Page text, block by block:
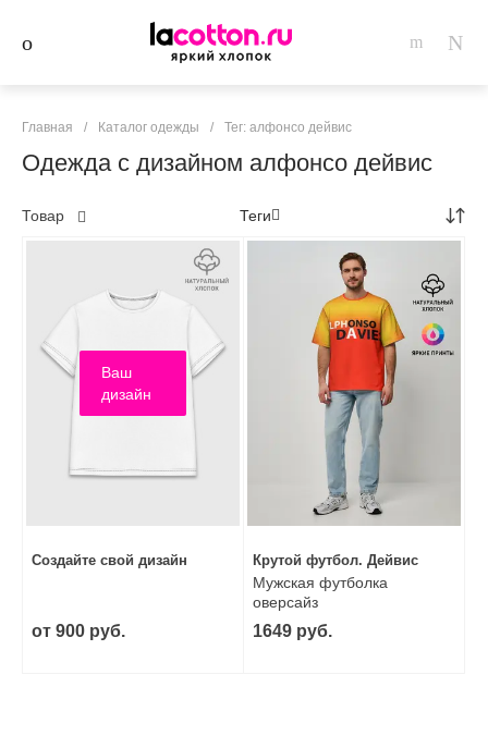
Главная / Каталог одежды / Тег: алфонсо дейвис
Одежда с дизайном алфонсо дейвис
Товар Теги
Ваш
дизайн
Создайте свой дизайн
от 900 руб.
Крутой футбол. Дейвис
Мужская футболка
оверсайз
1649 руб.